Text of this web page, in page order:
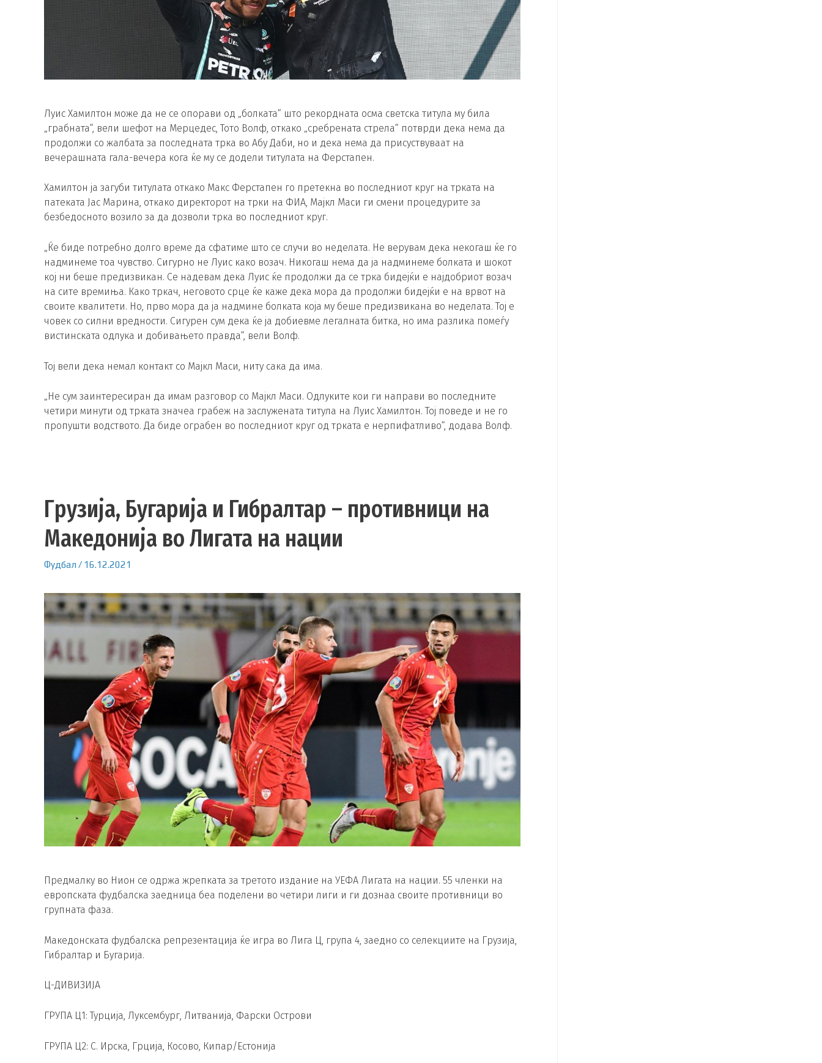
Луис Хамилтон може да не се опорави од „болката“ што рекордната осма светска титула му била
„грабната“, вели шефот на Мерцедес, Тото Волф, откако „сребрената стрела“ потврди дека нема да
продолжи со жалбата за последната трка во Абу Даби, но и дека нема да присуствуваат на
вечерашната гала-вечера кога ќе му се додели титулата на Ферстапен.
Хамилтон ја загуби титулата откако Макс Ферстапен го претекна во последниот круг на трката на
патеката Јас Марина, откако директорот на трки на ФИА, Мајкл Маси ги смени процедурите за
безбедосното возило за да дозволи трка во последниот круг.
„Ќе биде потребно долго време да сфатиме што се случи во неделата. Не верувам дека некогаш ќе го
надминеме тоа чувство. Сигурно не Луис како возач. Никогаш нема да ја надминеме болката и шокот
кој ни беше предизвикан. Се надевам дека Луис ќе продолжи да се трка бидејќи е најдобриот возач
на сите времиња. Како тркач, неговото срце ќе каже дека мора да продолжи бидејќи е на врвот на
своите квалитети. Но, прво мора да ја надмине болката која му беше предизвикана во неделата. Тој е
човек со силни вредности. Сигурен сум дека ќе ја добиевме легалната битка, но има разлика помеѓу
вистинската одлука и добивањето правда“, вели Волф.
Тој вели дека немал контакт со Мајкл Маси, ниту сака да има.
„Не сум заинтересиран да имам разговор со Мајкл Маси. Одлуките кои ги направи во последните
четири минути од трката значеа грабеж на заслужената титула на Луис Хамилтон. Тој поведе и не го
пропушти водството. Да биде ограбен во последниот круг од трката е нерпифатливо“, додава Волф.
Грузија, Бугарија и Гибралтар – противници на
Македонија во Лигата на нации
Фудбал / 16.12.2021
Предмалку во Нион се одржа жрепката за третото издание на УЕФА Лигата на нации. 55 членки на
европската фудбалска заедница беа поделени во четири лиги и ги дознаа своите противници во
групната фаза.
Македонската фудбалска репрезентација ќе игра во Лига Ц, група 4, заедно со селекциите на Грузија,
Гибралтар и Бугарија.
Ц-ДИВИЗИЈА
ГРУПА Ц1: Турција, Луксембург, Литванија, Фарски Острови
ГРУПА Ц2: С. Ирска, Грција, Косово, Кипар/Естонија